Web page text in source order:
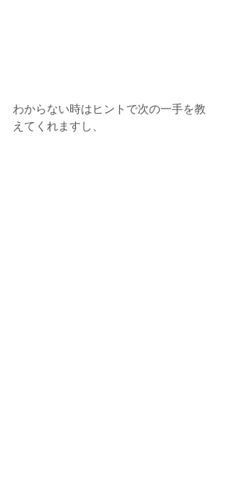
わからない時はヒントで次の一手を教
えてくれますし、